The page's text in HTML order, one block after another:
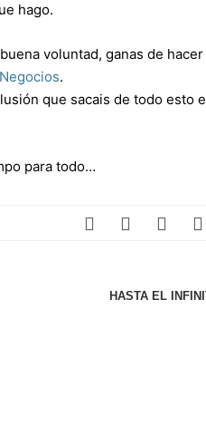
hago.
voluntad, ganas de
.
que sacais de todo esto
para todo…
HASTA EL